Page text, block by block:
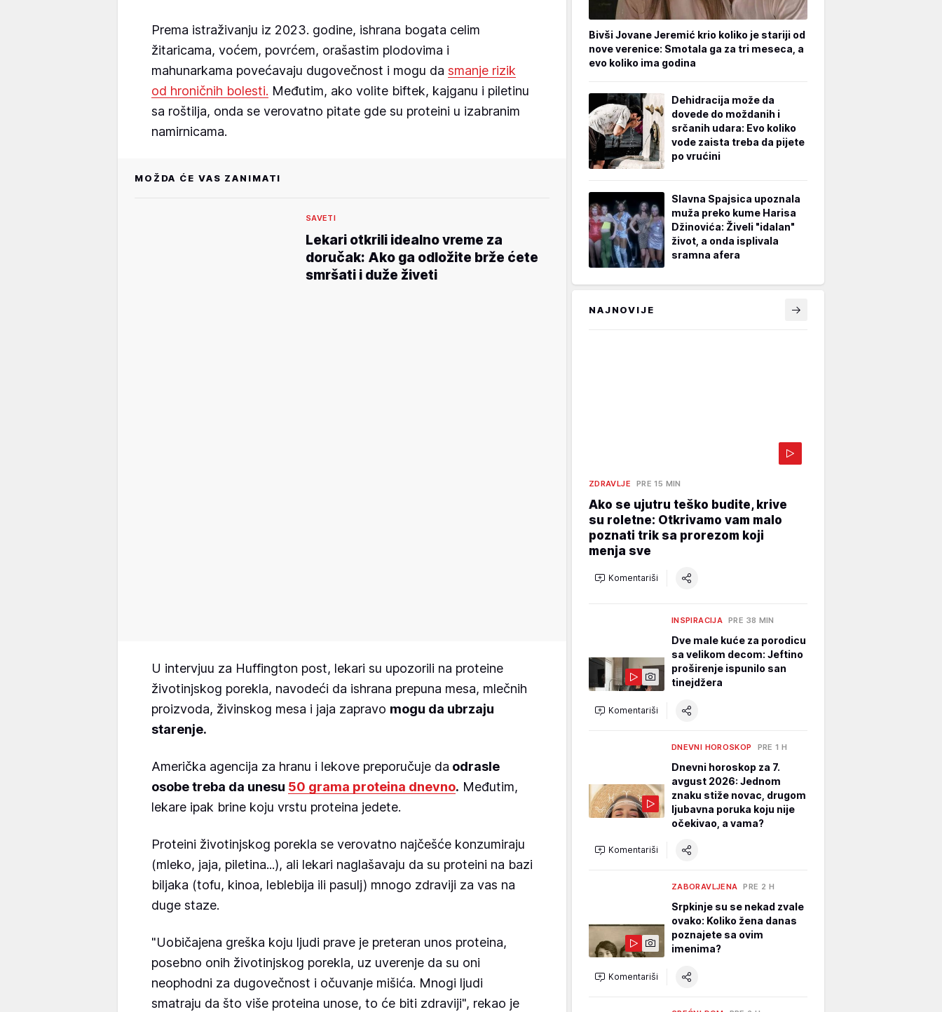
Prema istraživanju iz 2023. godine, ishrana bogata celim
žitaricama, voćem, povrćem, orašastim plodovima i
mahunarkama povećavaju dugovečnost i mogu da smanje rizik
od hroničnih bolesti. Međutim, ako volite biftek, kajganu i piletinu
sa roštilja, onda se verovatno pitate gde su proteini u izabranim
namirnicama.
MOŽDA ĆE VAS ZANIMATI
SAVETI
Lekari otkrili idealno vreme za
doručak: Ako ga odložite brže ćete
smršati i duže živeti
U intervjuu za Huffington post, lekari su upozorili na proteine
životinjskog porekla, navodeći da ishrana prepuna mesa, mlečnih
proizvoda, živinskog mesa i jaja zapravo mogu da ubrzaju
starenje.
Američka agencija za hranu i lekove preporučuje da odrasle
osobe treba da unesu 50 grama proteina dnevno. Međutim,
lekare ipak brine koju vrstu proteina jedete.
Proteini životinjskog porekla se verovatno najčešće konzumiraju
(mleko, jaja, piletina...), ali lekari naglašavaju da su proteini na bazi
biljaka (tofu, kinoa, leblebija ili pasulj) mnogo zdraviji za vas na
duge staze.
"Uobičajena greška koju ljudi prave je preteran unos proteina,
posebno onih životinjskog porekla, uz uverenje da su oni
neophodni za dugovečnost i očuvanje mišića. Mnogi ljudi
smatraju da što više proteina unose, to će biti zdraviji", rekao je
Bivši Jovane Jeremić krio koliko je stariji od
nove verenice: Smotala ga za tri meseca, a
evo koliko ima godina
Dehidracija može da
dovede do moždanih i
srčanih udara: Evo koliko
vode zaista treba da pijete
po vrućini
Slavna Spajsica upoznala
muža preko kume Harisa
Džinovića: Živeli "idalan"
život, a onda isplivala
sramna afera
NAJNOVIJE
ZDRAVLJE PRE 15 MIN
Ako se ujutru teško budite, krive
su roletne: Otkrivamo vam malo
poznati trik sa prorezom koji
menja sve
Komentariši
INSPIRACIJA PRE 38 MIN
Dve male kuće za porodicu
sa velikom decom: Jeftino
proširenje ispunilo san
tinejdžera
Komentariši
DNEVNI HOROSKOP PRE 1 H
Dnevni horoskop za 7.
avgust 2026: Jednom
znaku stiže novac, drugom
ljubavna poruka koju nije
očekivao, a vama?
Komentariši
ZABORAVLJENA PRE 2 H
Srpkinje su se nekad zvale
ovako: Koliko žena danas
poznajete sa ovim
imenima?
Komentariši